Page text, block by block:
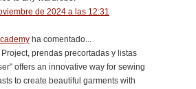
de 2024 a las 12:31
ha comentado...
prendas precortadas y listas
offers an innovative way for sewing
to create beautiful garments with